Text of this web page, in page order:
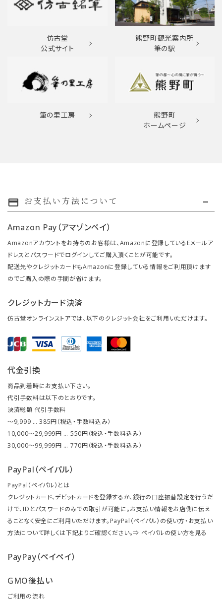
仿古堂
公式サイト
熊野町観光案内所
筆の駅
筆の里工房
熊野町
ホームページ
payment お支払い方法について
Amazon Pay（アマゾンペイ）
Amazonアカウントをお持ちのお客様は、Amazonに登録しているEメールア
ドレスとパスワードでログインしてご購入頂くことが可能です。
配送先やクレジットカードもAmazonに登録している情報をご利用頂けます
のでご購入の際の手間が省けます。
クレジットカード決済
仿古堂オンラインストアでは、以下のクレジット会社をご利用いただけます。
代金引換
商品到着時にお支払い下さい。
代引手数料は以下のとおりです。
決済総額 代引手数料
～9,999 … 385円（税込・手数料込み）
10,000～29,999円 … 550円（税込・手数料込み）
30,000～99,999円 … 770円（税込・手数料込み）
PayPal（ペイパル）
PayPal（ペイパル）とは
クレジットカード、デビットカードを登録するか、銀行の口座振替設定を行うだ
けで、IDとパスワードのみでの取引が可能に。お支払い情報をお店側に伝え
ることなく安全にご利用いただけます。PayPal（ペイパル）の使い方・お支払い
方法について詳しくは下記よりご確認ください。⇒ ペイパルの使い方を見る
PayPay（ペイペイ）
GMO後払い
ご利用の流れ